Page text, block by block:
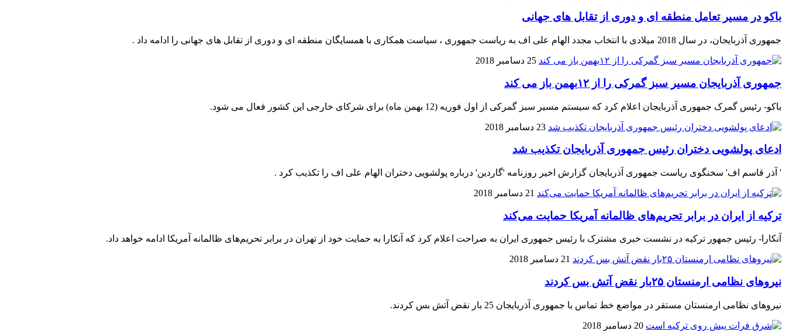
باکو در مسیر تعامل منطقه ای و دوری از تقابل های جهانی
جمهوری آذربایجان، در سال 2018 میلادی با انتخاب مجدد الهام علی اف به ریاست جمهوری ، سیاست همکاری با همسایگان منطقه ای و دوری از تقابل های جهانی را ادامه داد .
25 دسامبر 2018
جمهوری آذربایجان مسیر سبز گمرکی را از ۱۲بهمن باز می کند
باکو- رئیس گمرک جمهوری آذربایجان اعلام کرد که سیستم مسیر سبز گمرکی از اول فوریه (12 بهمن ماه) برای شرکای خارجی این کشور فعال می شود.
23 دسامبر 2018
ادعای پولشویی دختران رئیس جمهوری آذربایجان تکذیب شد
' آذر قاسم اف' سخنگوی ریاست جمهوری آذربایجان گزارش اخیر روزنامه 'گاردین' درباره پولشویی دختران الهام علی اف را تکذیب کرد .
21 دسامبر 2018
ترکیه از ایران در برابر تحریم‌های ظالمانه آمریکا حمایت می‌کند
آنکارا- رئیس جمهور ترکیه در نشست خبری مشترک با رئیس جمهوری ایران به صراحت اعلام کرد که آنکارا به حمایت خود از تهران در برابر تحریم‌های ظالمانه آمریکا ادامه خواهد داد.
21 دسامبر 2018
نیروهای نظامی ارمنستان ۲۵بار نقض آتش بس کردند
نیروهای نظامی ارمنستان مستقر در مواضع خط تماس با جمهوری آذربایجان 25 بار نقض آتش بس کردند.
20 دسامبر 2018